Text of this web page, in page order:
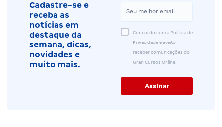
Cadastre-se e
receba as
notícias em
destaque da
semana, dicas,
novidades e
muito mais.
Concordo com a Política de
Privacidade e aceito
receber comunicações do
Gran Cursos Online.